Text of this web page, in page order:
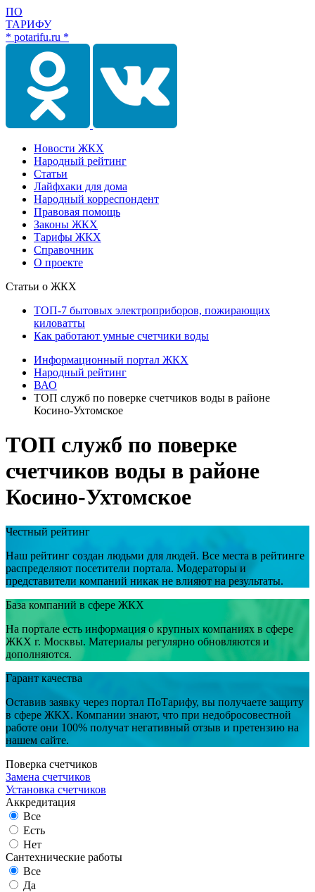
ПО
ТАРИФУ
* potarifu.ru *
Новости ЖКХ
Народный рейтинг
Статьи
Лайфхаки для дома
Народный корреспондент
Правовая помощь
Законы ЖКХ
Тарифы ЖКХ
Справочник
О проекте
Статьи о ЖКХ
ТОП-7 бытовых электроприборов, пожирающих
киловатты
Как работают умные счетчики воды
Информационный портал ЖКХ
Народный рейтинг
ВАО
ТОП служб по поверке счетчиков воды в районе
Косино-Ухтомское
ТОП служб по поверке
счетчиков воды в районе
Косино-Ухтомское
Честный рейтинг
Наш рейтинг создан людьми для людей. Все места в рейтинге
распределяют посетители портала. Модераторы и
представители компаний никак не влияют на результаты.
База компаний в сфере ЖКХ
На портале есть информация о крупных компаниях в сфере
ЖКХ г. Москвы. Материалы регулярно обновляются и
дополняются.
Гарант качества
Оставив заявку через портал ПоТарифу, вы получаете защиту
в сфере ЖКХ. Компании знают, что при недобросовестной
работе они 100% получат негативный отзыв и претензию на
нашем сайте.
Поверка счетчиков
Замена счетчиков
Установка счетчиков
Аккредитация
Все
Есть
Нет
Сантехнические работы
Все
Да